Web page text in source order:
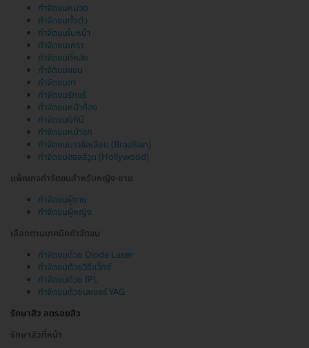
กำจัดขนหนวด
กำจัดขนทั้งตัว
กำจัดขนใบหน้า
กำจัดขนเครา
กำจัดขนที่หลัง
กำจัดขนแขน
กำจัดขนขา
กำจัดขนรักแร้
กำจัดขนหน้าท้อง
กำจัดขนบิกินี
กำจัดขนหน้าอก
กำจัดขนบราซิลเลียน (Brazilian)
กำจัดขนฮอลลีวูด (Hollywood)
แพ็กเกจกำจัดขนสำหรับหญิง-ชาย
กำจัดขนผู้ชาย
กำจัดขนผู้หญิง
เลือกตามเทคนิคกำจัดขน
กำจัดขนด้วย Diode Laser
กำจัดขนด้วยวิธีแว็กซ์
กำจัดขนด้วย IPL
กำจัดขนด้วยเลเซอร์ YAG
รักษาสิว ลดรอยสิว
รักษาสิวที่หน้า